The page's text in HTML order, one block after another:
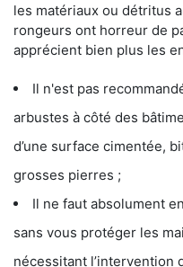
les matériaux ou détritus
rongeurs ont horreur de
apprécient bien plus les
Il n'est pas
arbustes à côté des
d’une surface cimentée,
grosses pierres ;
Il ne faut absolument
sans vous protéger les
nécessitant l’intervention